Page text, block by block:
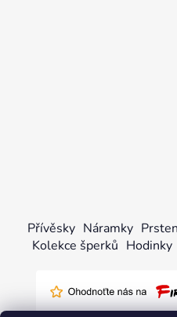
Přívěsky Náramky
Kolekce šperků Hodinky